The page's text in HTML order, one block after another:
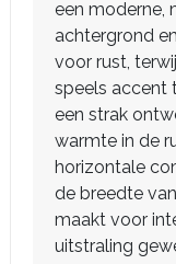
een moderne,
achtergrond
voor rust,
speels accent
een strak
warmte in de
horizontale
de breedte
maakt voor
uitstraling